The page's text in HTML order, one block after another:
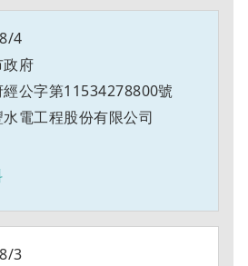
4
府
經公字第11534278800號
電工程股份有限公司
3